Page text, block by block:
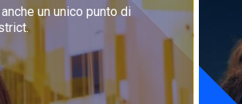
un unico punto di